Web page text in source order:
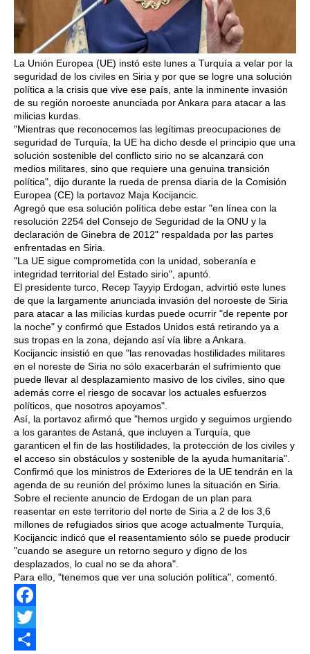
La Unión Europea (UE) instó este lunes a Turquía a velar por la
seguridad de los civiles en Siria y por que se logre una solución
política a la crisis que vive ese país, ante la inminente invasión
de su región noroeste anunciada por Ankara para atacar a las
milicias kurdas.
"Mientras que reconocemos las legítimas preocupaciones de
seguridad de Turquía, la UE ha dicho desde el principio que una
solución sostenible del conflicto sirio no se alcanzará con
medios militares, sino que requiere una genuina transición
política", dijo durante la rueda de prensa diaria de la Comisión
Europea (CE) la portavoz Maja Kocijancic.
Agregó que esa solución política debe estar "en línea con la
resolución 2254 del Consejo de Seguridad de la ONU y la
declaración de Ginebra de 2012" respaldada por las partes
enfrentadas en Siria.
"La UE sigue comprometida con la unidad, soberanía e
integridad territorial del Estado sirio", apuntó.
El presidente turco, Recep Tayyip Erdogan, advirtió este lunes
de que la largamente anunciada invasión del noroeste de Siria
para atacar a las milicias kurdas puede ocurrir "de repente por
la noche" y confirmó que Estados Unidos está retirando ya a
sus tropas en la zona, dejando así vía libre a Ankara.
Kocijancic insistió en que "las renovadas hostilidades militares
en el noreste de Siria no sólo exacerbarán el sufrimiento que
puede llevar al desplazamiento masivo de los civiles, sino que
además corre el riesgo de socavar los actuales esfuerzos
políticos, que nosotros apoyamos".
Así, la portavoz afirmó que "hemos urgido y seguimos urgiendo
a los garantes de Astaná, que incluyen a Turquía, que
garanticen el fin de las hostilidades, la protección de los civiles y
el acceso sin obstáculos y sostenible de la ayuda humanitaria".
Confirmó que los ministros de Exteriores de la UE tendrán en la
agenda de su reunión del próximo lunes la situación en Siria.
Sobre el reciente anuncio de Erdogan de un plan para
reasentar en este territorio del norte de Siria a 2 de los 3,6
millones de refugiados sirios que acoge actualmente Turquía,
Kocijancic indicó que el reasentamiento sólo se puede producir
"cuando se asegure un retorno seguro y digno de los
desplazados, lo cual no se da ahora".
Para ello, "tenemos que ver una solución política", comentó.
Facebook
Twitter